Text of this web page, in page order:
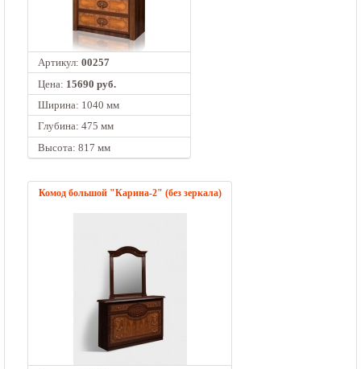
Артикул: 00257
Цена: 15690 руб.
Ширина: 1040 мм
Глубина: 475 мм
Высота: 817 мм
Комод большой "Карина-2" (без зеркала)